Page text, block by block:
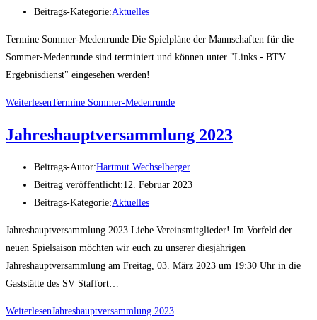
Beitrags-Kategorie:Aktuelles
Termine Sommer-Medenrunde Die Spielpläne der Mannschaften für die
Sommer-Medenrunde sind terminiert und können unter "Links - BTV
Ergebnisdienst" eingesehen werden!
WeiterlesenTermine Sommer-Medenrunde
Jahreshauptversammlung 2023
Beitrags-Autor:Hartmut Wechselberger
Beitrag veröffentlicht:12. Februar 2023
Beitrags-Kategorie:Aktuelles
Jahreshauptversammlung 2023 Liebe Vereinsmitglieder! Im Vorfeld der
neuen Spielsaison möchten wir euch zu unserer diesjährigen
Jahreshauptversammlung am Freitag, 03. März 2023 um 19:30 Uhr in die
Gaststätte des SV Staffort…
WeiterlesenJahreshauptversammlung 2023